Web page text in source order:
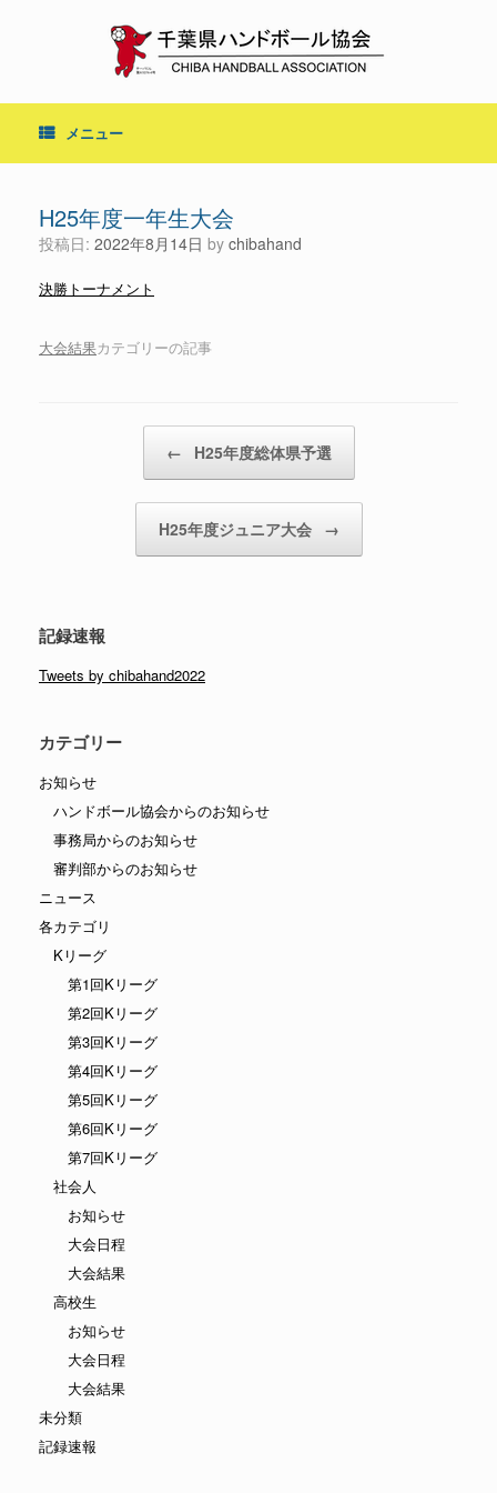
メニュー
H25年度一年生大会
投稿日: 2022年8月14日 by chibahand
決勝トーナメント
大会結果カテゴリーの記事
← H25年度総体県予選
H25年度ジュニア大会 →
記録速報
Tweets by chibahand2022
カテゴリー
お知らせ
ハンドボール協会からのお知らせ
事務局からのお知らせ
審判部からのお知らせ
ニュース
各カテゴリ
Kリーグ
第1回Kリーグ
第2回Kリーグ
第3回Kリーグ
第4回Kリーグ
第5回Kリーグ
第6回Kリーグ
第7回Kリーグ
社会人
お知らせ
大会日程
大会結果
高校生
お知らせ
大会日程
大会結果
未分類
記録速報